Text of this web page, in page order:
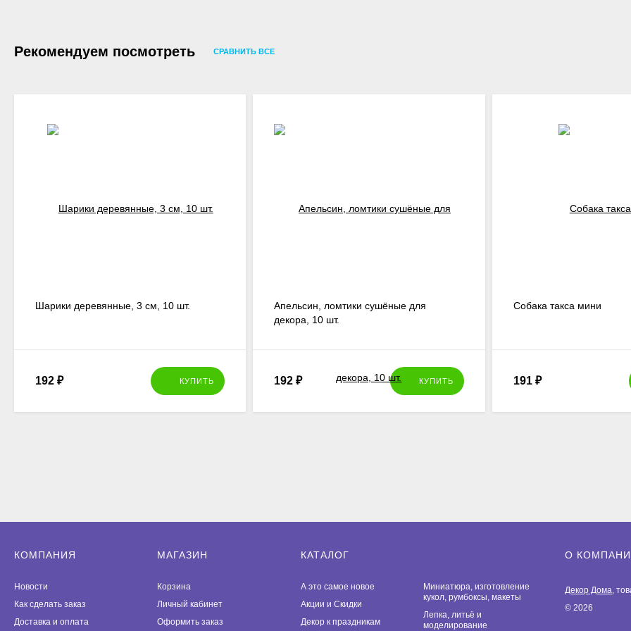
Рекомендуем посмотреть СРАВНИТЬ ВСЕ
Шарики деревянные, 3 см, 10 шт.
192 ₽ КУПИТЬ
Апельсин, ломтики сушёные для
декора, 10 шт.
192₽ КУПИТЬ
Собака такса мини
191 ₽
КОМПАНИЯ
Новости
Как сделать заказ
Доставка и оплата
МАГАЗИН
Корзина
Личный кабинет
Оформить заказ
КАТАЛОГ
А это самое новое
Акции и Скидки
Декор к праздникам
Миниатюра, изготовление
кукол, румбоксы, макеты
Лепка, литьё и
моделирование
О
Декор Дома,
© 2026